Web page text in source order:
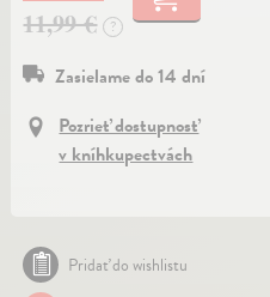
11,99 €
?
Zasielame do 14 dní
Pozrieť dostupnosť
v kníhkupectvách
Pridať do wishlistu